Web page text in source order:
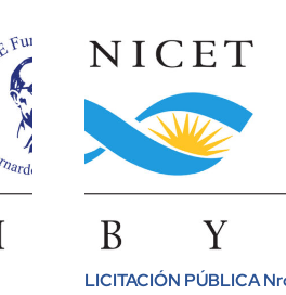
LICITACIÓN PÚBLICA